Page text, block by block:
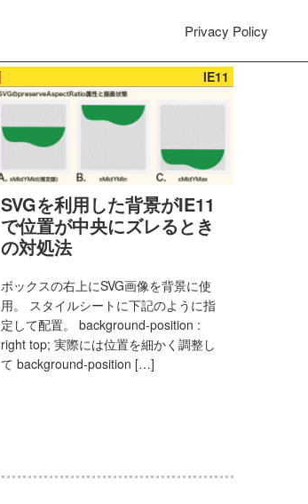
Privacy Policy
IE11
SVGを利用した背景がIE11
で位置が中央にズレるとき
の対処法
ボックスの右上にSVG画像を背景に使
用。 スタイルシートに下記のように指
定して配置。 background-position :
right top; 実際には位置を細かく調整し
て background-position […]